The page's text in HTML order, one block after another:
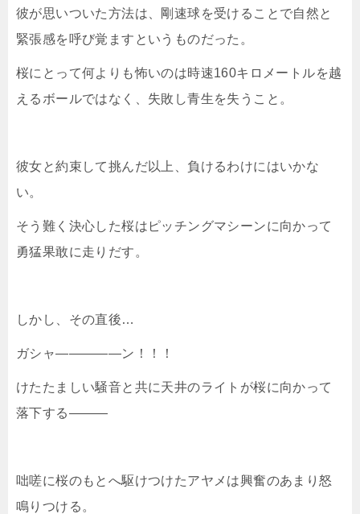
彼が思いついた方法は、剛速球を受けることで自然と
緊張感を呼び覚ますというものだった。
桜にとって何よりも怖いのは時速160キロメートルを越
えるボールではなく、失敗し青生を失うこと。
彼女と約束して挑んだ以上、負けるわけにはいかな
い。
そう難く決心した桜はピッチングマシーンに向かって
勇猛果敢に走りだす。
しかし、その直後…
ガシャ―――――ン！！！
けたたましい騒音と共に天井のライトが桜に向かって
落下する―――
咄嗟に桜のもとへ駆けつけたアヤメは興奮のあまり怒
鳴りつける。